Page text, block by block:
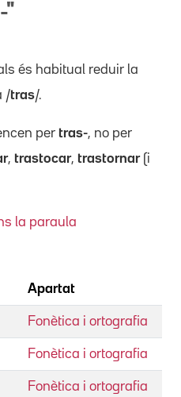
"
és habitual reduir la
/tras/.
per tras-, no per
, trastocar, trastornar(i
la paraula
Apartat
Fonètica i ortografia
Fonètica i ortografia
Fonètica i ortografia